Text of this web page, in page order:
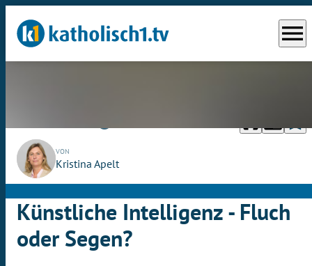
menu
VON
Kristina Apelt
Künstliche Intelligenz - Fluch
oder Segen?